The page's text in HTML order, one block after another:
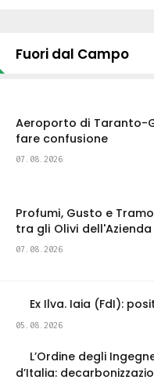
Fuori dal Campo
Aeroporto di Taranto-
fare confusione
07.08.2026
Profumi, Gusto e
tra gli Olivi
07.08.2026
Ex Ilva. Iaia (FdI):
05.08.2026
L’Ordine degli
d’Italia: